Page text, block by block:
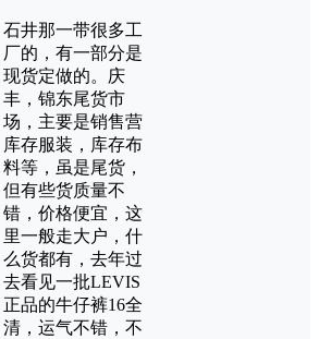
石井那一带很多工
厂的，有一部分是
现货定做的。庆
丰，锦东尾货市
场，主要是销售营
库存服装，库存布
料等，虽是尾货，
但有些货质量不
错，价格便宜，这
里一般走大户，什
么货都有，去年过
去看见一批LEVIS
正品的牛仔裤16全
清，运气不错，不